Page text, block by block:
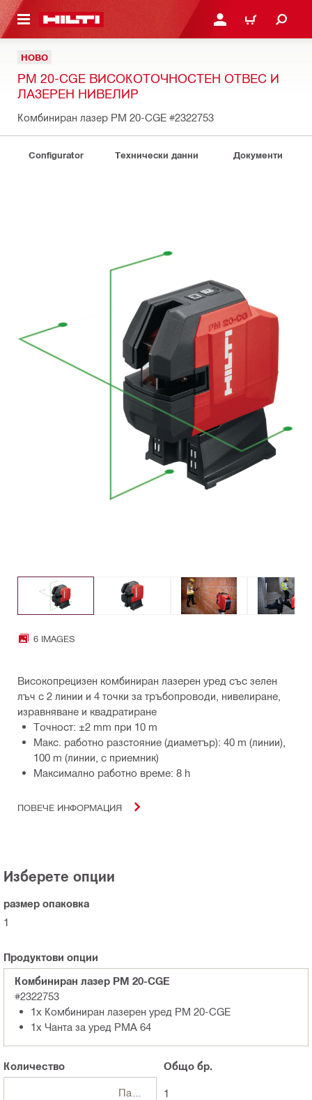
СЪДЪРЖАНИЕ ВЛЕЗ ИЛИ СЕ
КОЛИЧКА
НОВО
PM 20-CGE ВИСОКОТОЧНОСТЕН ОТВЕС И
ЛАЗЕРЕН НИВЕЛИР
Комбиниран лазер PM 20-CGE #2322753
Configurator Технически данни Документи
6 IMAGES
Високопрецизен комбиниран лазерен уред със зелен
лъч с 2 линии и 4 точки за тръбопроводи, нивелиране,
изравняване и квадратиране
Точност: ±2 mm при 10 m
Макс. работно разстояние (диаметър): 40 m (линии),
100 m (линии, с приемник)
Максимално работно време: 8 h
ПОВЕЧЕ ИНФОРМАЦИЯ
Изберете опции
размер опаковка
1
Продуктови опции
Комбиниран лазер PM 20-CGE
#2322753
1x Комбиниран лазерен уред PM 20-CGE
1x Чанта за уред PMA 64
Количество Общо бр.
1